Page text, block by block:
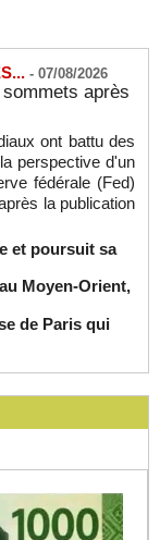
- 07/08/2026
après
ont battu des
perspective d'un
fédérale (Fed)
la publication
et poursuit sa
Moyen-Orient,
de Paris qui